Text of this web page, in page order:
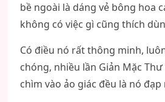
bề ngoài là dáng vẻ bông hoa
không có việc gì cũng thích
Có điều nó rất thông minh,
chóng, nhiều lần Giản Mặc
chìm vào ảo giác đều là nó